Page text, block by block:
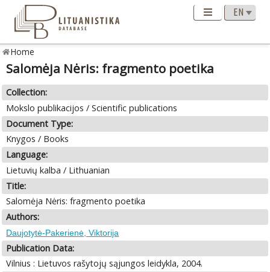
Home
Salomėja Nėris: fragmento poetika
Collection:
Mokslo publikacijos / Scientific publications
Document Type:
Knygos / Books
Language:
Lietuvių kalba / Lithuanian
Title:
Salomėja Nėris: fragmento poetika
Authors:
Daujotytė-Pakerienė, Viktorija
Publication Data:
Vilnius : Lietuvos rašytojų sąjungos leidykla, 2004.